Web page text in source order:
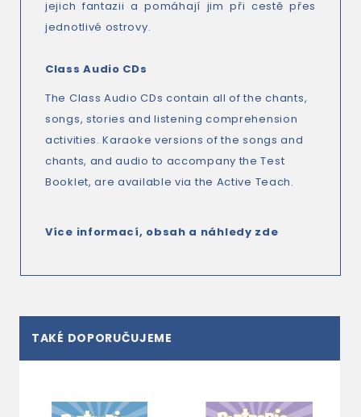
jejich fantazii a pomáhají jim při cestě přes
jednotlivé ostrovy.
Class Audio CDs
The Class Audio CDs contain all of the chants,
songs, stories and listening comprehension
activities. Karaoke versions of the songs and
chants, and audio to accompany the Test
Booklet, are available via the Active Teach.
Více informací, obsah a náhledy zde
TAKÉ DOPORUČUJEME